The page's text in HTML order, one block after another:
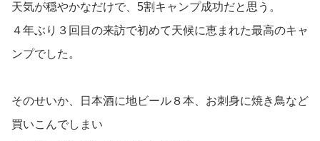
天気が穏やかなだけで、5割キャンプ成功だと思う。
４年ぶり３回目の来訪で初めて天候に恵まれた最高のキャ
ンプでした。
そのせいか、日本酒に地ビール８本、お刺身に焼き鳥など
買いこんでしまい